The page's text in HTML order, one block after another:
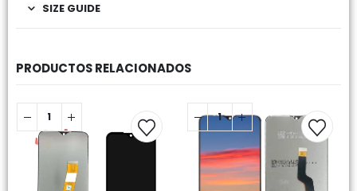
SIZE GUIDE
PRODUCTOS RELACIONADOS